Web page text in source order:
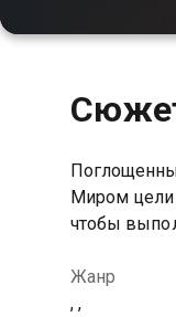
Миром
чтобы
Жанр
, ,